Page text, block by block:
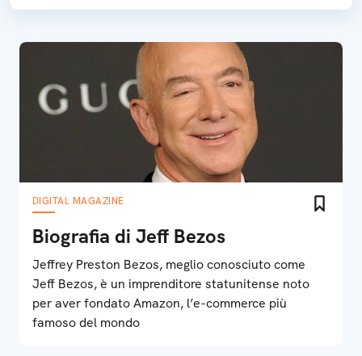
DIGITAL MAGAZINE
Biografia di Jeff Bezos
Jeffrey Preston Bezos, meglio conosciuto come
Jeff Bezos, è un imprenditore statunitense noto
per aver fondato Amazon, l’e-commerce più
famoso del mondo